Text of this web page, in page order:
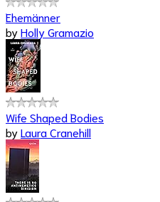
Ehemänner
byHolly Gramazio
Wife Shaped Bodies
byLaura Cranehill